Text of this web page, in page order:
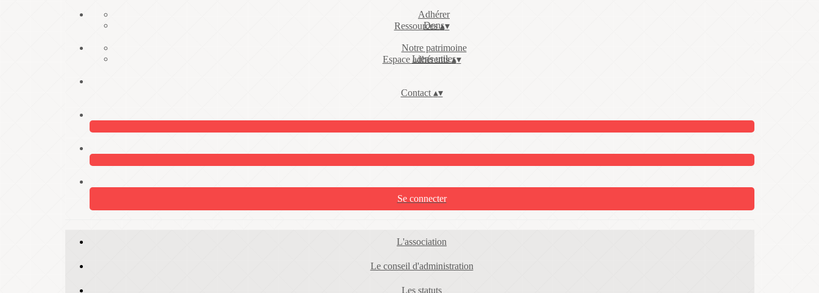
Adhérer
Dons
Ressources▴▾
Notre patrimoine
Liens utiles
Espace adhérents▴▾
Contact ▴▾
Se connecter
L'association
Le conseil d'administration
Les statuts